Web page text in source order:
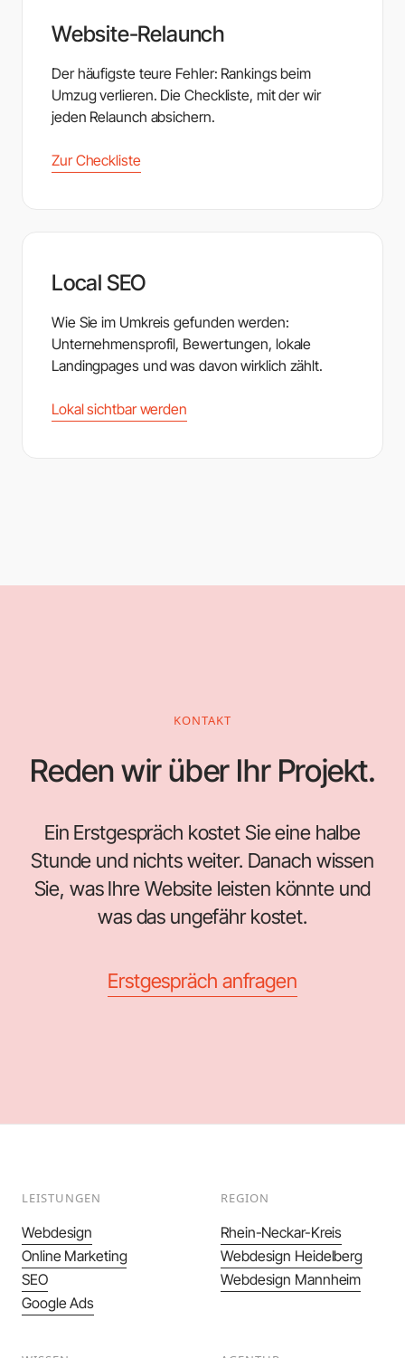
Website-Relaunch
Der häufigste teure Fehler: Rankings beim
Umzug verlieren. Die Checkliste, mit der wir
jeden Relaunch absichern.
Zur Checkliste
Local SEO
Wie Sie im Umkreis gefunden werden:
Unternehmensprofil, Bewertungen, lokale
Landingpages und was davon wirklich zählt.
Lokal sichtbar werden
KONTAKT
Reden wir über Ihr Projekt.
Ein Erstgespräch kostet Sie eine halbe
Stunde und nichts weiter. Danach wissen
Sie, was Ihre Website leisten könnte und
was das ungefähr kostet.
Erstgespräch anfragen
LEISTUNGEN
Webdesign
Online Marketing
SEO
Google Ads
REGION
Rhein-Neckar-Kreis
Webdesign Heidelberg
Webdesign Mannheim